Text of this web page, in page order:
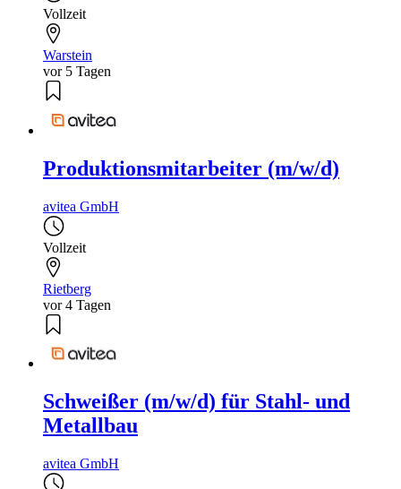
Vollzeit
Warstein
vor 5 Tagen
Produktionsmitarbeiter (m/w/d)
avitea GmbH
Vollzeit
Rietberg
vor 4 Tagen
Schweißer (m/w/d) für Stahl- und
Metallbau
avitea GmbH